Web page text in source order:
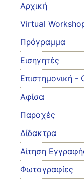
Αρχική
Virtual
Πρόγραμμα
Εισηγητές
Eπιστημονική -
Αφίσα
Παροχές
Δίδακτρα
Αίτηση
Φωτογραφίες